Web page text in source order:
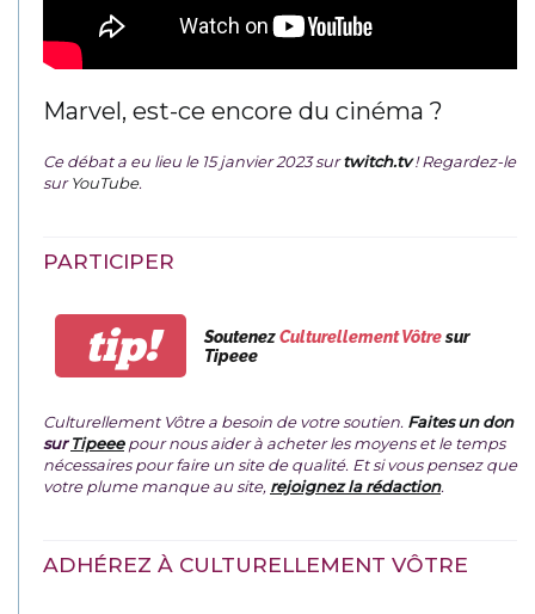
Marvel, est-ce encore du cinéma ?
Ce débat a eu lieu le 15 janvier 2023 surtwitch.tv ! Regardez-le
surYouTube.
PARTICIPER
tip! SoutenezCulturellement Vôtresur
Tipeee
Culturellement Vôtre a besoin de votre soutien. Faites un don
surTipeeepour nous aider à acheter les moyens et le temps
nécessaires pour faire un site de qualité. Et si vous pensez que
votre plume manque au site, rejoignez la rédaction.
ADHÉREZ À CULTURELLEMENT VÔTRE